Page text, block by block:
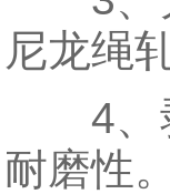
尼龙绳
4、剥
耐磨性